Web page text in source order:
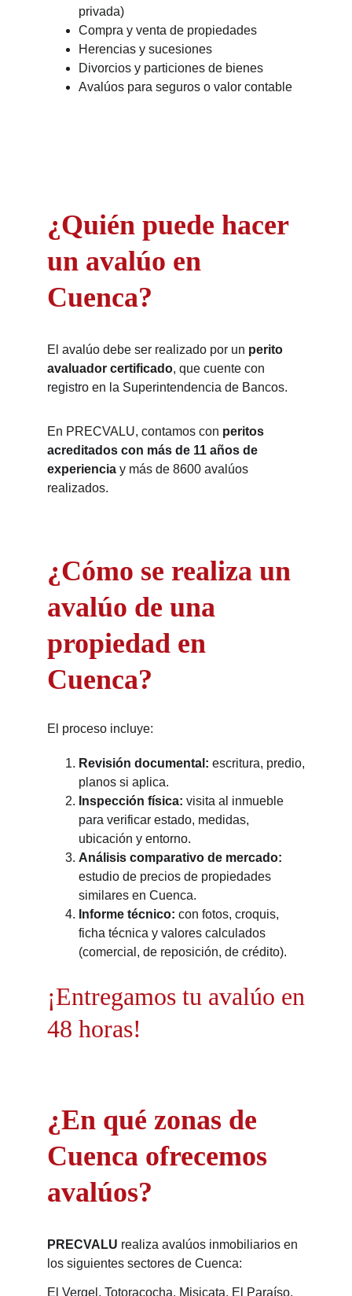
privada)
Compra y venta de propiedades
Herencias y sucesiones
Divorcios y particiones de bienes
Avalúos para seguros o valor contable
¿Quién puede hacer
un avalúo en
Cuenca?
El avalúo debe ser realizado por un perito
avaluador certificado, que cuente con
registro en la Superintendencia de Bancos.
En PRECVALU, contamos con peritos
acreditados con más de 11 años de
experiencia y más de 8600 avalúos
realizados.
¿Cómo se realiza un
avalúo de una
propiedad en
Cuenca?
El proceso incluye:
Revisión documental: escritura, predio,
planos si aplica.
Inspección física: visita al inmueble
para verificar estado, medidas,
ubicación y entorno.
Análisis comparativo de mercado:
estudio de precios de propiedades
similares en Cuenca.
Informe técnico: con fotos, croquis,
ficha técnica y valores calculados
(comercial, de reposición, de crédito).
¡Entregamos tu avalúo en
48 horas!
¿En qué zonas de
Cuenca ofrecemos
avalúos?
PRECVALU realiza avalúos inmobiliarios en
los siguientes sectores de Cuenca:
El Vergel, Totoracocha, Misicata, El Paraíso,